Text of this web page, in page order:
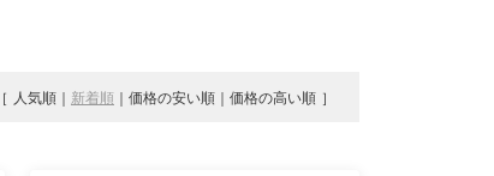
人気順 新着順 価格の安い順 価格の高い順